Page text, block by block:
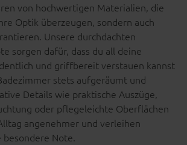
von hochwertigen Materialien, die
Optik überzeugen, sondern auch
Unsere durchdachten
sorgen dafür, dass du all deine
und griffbereit verstauen kannst
stets aufgeräumt und
Details wie praktische Auszüge,
oder pflegeleichte Oberflächen
angenehmer und verleihen
besondere Note.